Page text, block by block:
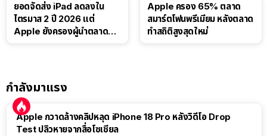
ยอดจัดส่ง iPad ลดลงใน
ไตรมาส 2 ปี 2026 แต่
Apple ยังครองผู้นำตลาด
Apple ครอง 65% ตลาด
สมาร์ตโฟนพรีเมียม หลังตลาด
ทำสถิติสูงสุดใหม่
กำลังมาแรง
Apple กวาดล้างคลิปหลุด iPhone 18 Pro หลังวิดีโอ Drop
Test ปลิวหายจากสื่อโซเชียล